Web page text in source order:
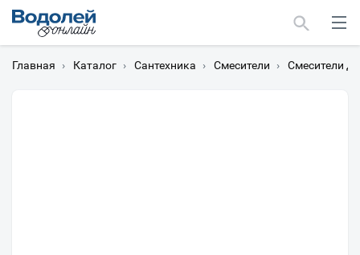
Главная › Каталог › Сантехника › Смесители › Смесители